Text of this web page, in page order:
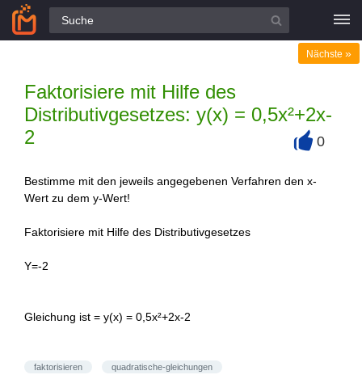
Alle Fragen
Faktorisiere mit Hilfe des
Distributivgesetzes: y(x) = 0,5x²+2x-
2
Nächste »
0
Bestimme mit den jeweils angegebenen Verfahren den x-
Wert zu dem y-Wert!
Faktorisiere mit Hilfe des Distributivgesetzes
Y=-2
Gleichung ist = y(x) = 0,5x²+2x-2
faktorisieren quadratische-gleichungen